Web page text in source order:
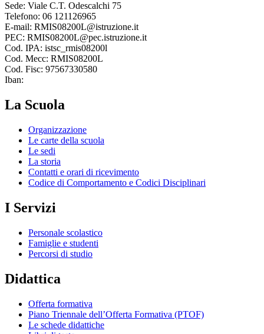
Sede: Viale C.T. Odescalchi 75
Telefono: 06 121126965
E-mail: RMIS08200L@istruzione.it
PEC: RMIS08200L@pec.istruzione.it
Cod. IPA: istsc_rmis08200l
Cod. Mecc: RMIS08200L
Cod. Fisc: 97567330580
Iban:
La Scuola
Organizzazione
Le carte della scuola
Le sedi
La storia
Contatti e orari di ricevimento
Codice di Comportamento e Codici Disciplinari
I Servizi
Personale scolastico
Famiglie e studenti
Percorsi di studio
Didattica
Offerta formativa
Piano Triennale dell’Offerta Formativa (PTOF)
Le schede didattiche